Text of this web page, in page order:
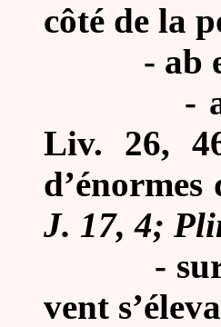
côté de la
- ab
-
Liv. 26,
J. 17, 4;
-
vent